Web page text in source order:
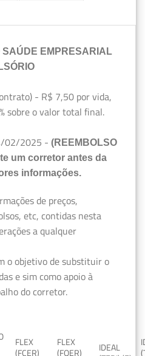
EMPRESARIAL
- R$ 7,50 por vida,
sobre o valor total final.
02/2025 - (REEMBOLSO
um corretor antes da
informações.
de preços,
etc, contidas nesta
a qualquer
o objetivo de substituir o
e sim como apoio à
do corretor.
FLEX
(FCER)
FLEX
(FQER)
IDEAL